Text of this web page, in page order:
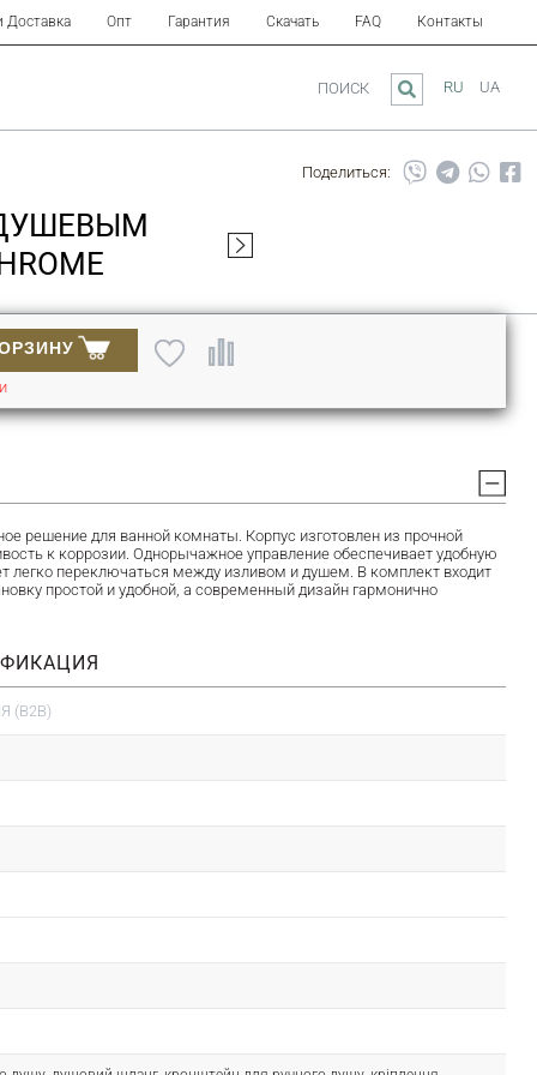
Доставка Опт Гарантия Скачать FAQ Контакты
RU UA
ПОИСК
Поделиться:
ДУШЕВЫМ
решение для ванной комнаты. Корпус изготовлен из прочной
к коррозии. Однорычажное управление обеспечивает удобную
легко переключаться между изливом и душем. В комплект входит
простой и удобной, а современный дизайн гармонично
(B2B)